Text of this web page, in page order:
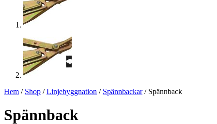
Hem / Shop /Linjebyggnation / Spännbackar/ Spännback
Spännback